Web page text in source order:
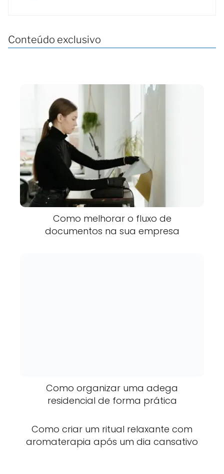
Conteúdo exclusivo
Como melhorar o fluxo de
documentos na sua empresa
Como organizar uma adega
residencial de forma prática
Como criar um ritual relaxante com
aromaterapia após um dia cansativo